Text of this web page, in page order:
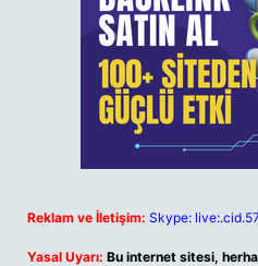
Reklam ve İletişim: Skype:
Yasal Uyarı: Bu internet sitesi,